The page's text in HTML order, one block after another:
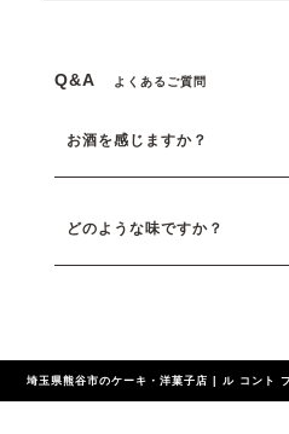
Q&A よくあるご質問
お酒を感じますか？
どのような味ですか？
埼玉県熊谷市のケーキ・洋菓子店 | ル コント